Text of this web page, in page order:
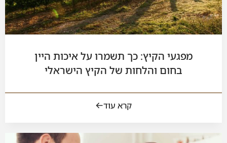
מפגעי הקיץ: כך תשמרו על איכות היין
בחום והלחות של הקיץ הישראלי
קרא עוד